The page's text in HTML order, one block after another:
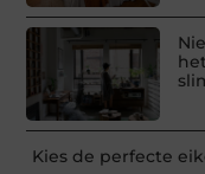
Kies de perfecte